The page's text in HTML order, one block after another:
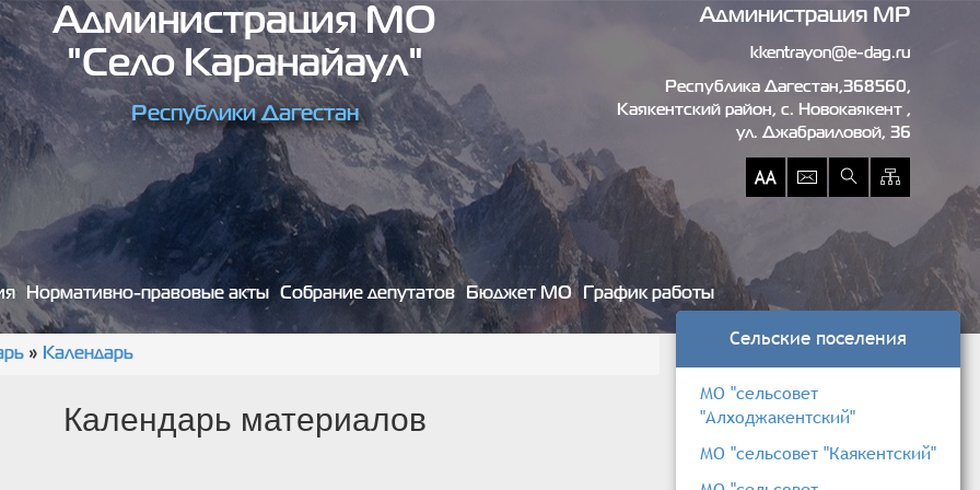
Администрация МО
"село Каранайаул"
Республики Дагестан
Администрация МР
kkentrayon@e-dag.ru
Республика Дагестан,368560,
Каякентский район, c. Новокаякент ,
ул. Джабраиловой, 36
Нормативно-правовые акты Собрание депутатов Бюджет МО График работы
» Календарь
Календарь материалов
Сельские поселения
МО "сельсовет
"Алходжакентский"
МО "сельсовет "Каякентский"